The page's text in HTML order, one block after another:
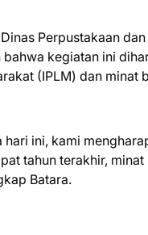
Perpustakaan
bahwa kegiatan ini
(IPLM) dan minat
hari ini, kami
tahun terakhir,
Batara.